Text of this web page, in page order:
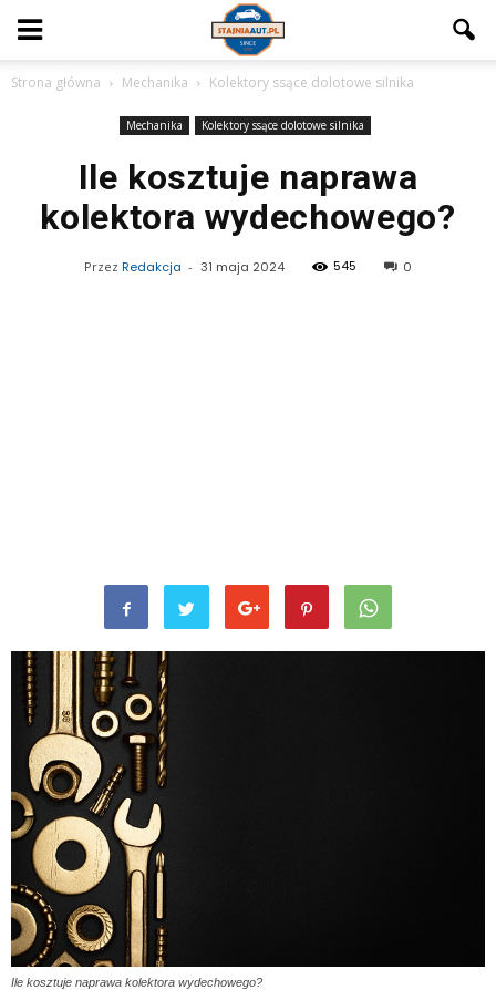
Strona główna Mechanika Kolektory ssące dolotowe silnika
Mechanika Kolektory ssące dolotowe silnika
Ile kosztuje naprawa
kolektora wydechowego?
Przez Redakcja - 31 maja 2024 545 0
Ile kosztuje naprawa kolektora wydechowego?